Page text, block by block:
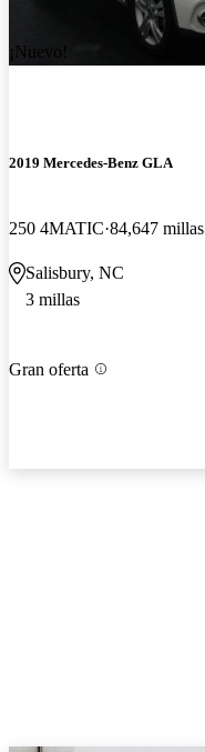
¡Nuevo!
2019 Mercedes-Benz GLA
250 4MATIC 84,647 millas
Salisbury, NC
3 millas
Gran oferta